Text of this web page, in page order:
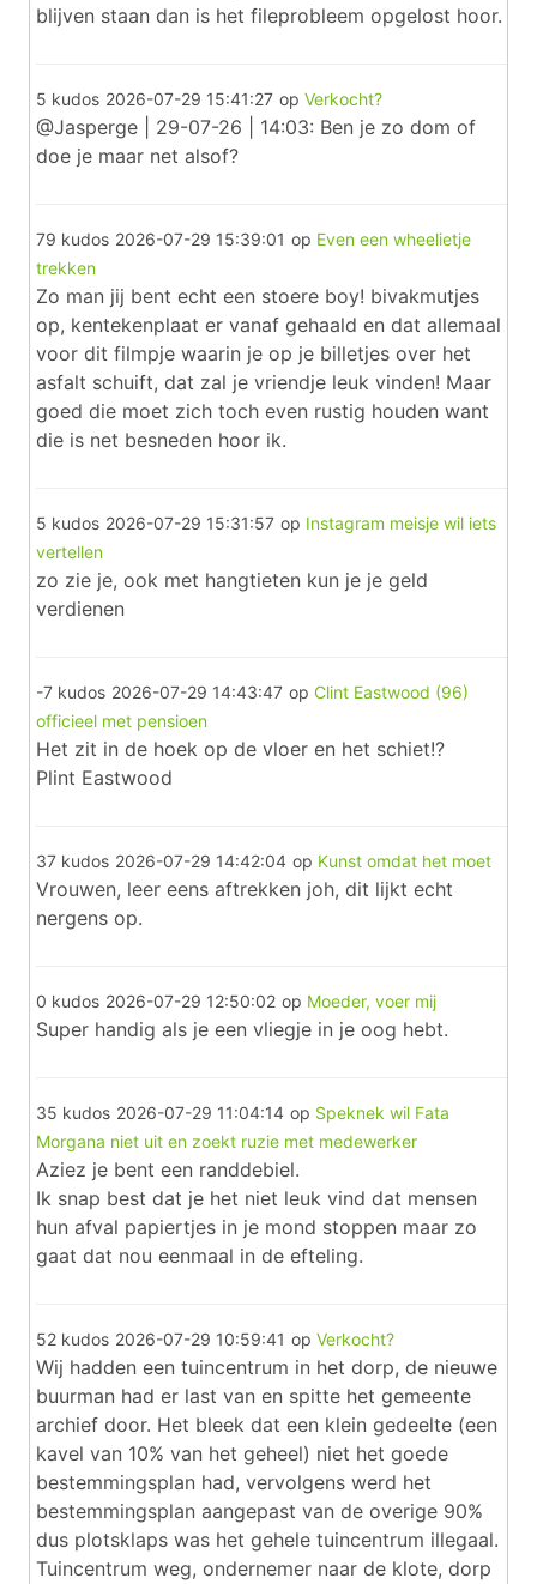
blijven staan dan is het fileprobleem opgelost hoor.
5 kudos 2026-07-29 15:41:27 op Verkocht?
@Jasperge | 29-07-26 | 14:03: Ben je zo dom of
doe je maar net alsof?
79 kudos 2026-07-29 15:39:01 op Even een wheelietje
trekken
Zo man jij bent echt een stoere boy! bivakmutjes
op, kentekenplaat er vanaf gehaald en dat allemaal
voor dit filmpje waarin je op je billetjes over het
asfalt schuift, dat zal je vriendje leuk vinden! Maar
goed die moet zich toch even rustig houden want
die is net besneden hoor ik.
5 kudos 2026-07-29 15:31:57 op Instagram meisje wil iets
vertellen
zo zie je, ook met hangtieten kun je je geld
verdienen
-7 kudos 2026-07-29 14:43:47 op Clint Eastwood (96)
officieel met pensioen
Het zit in de hoek op de vloer en het schiet!?
Plint Eastwood
37 kudos 2026-07-29 14:42:04 op Kunst omdat het moet
Vrouwen, leer eens aftrekken joh, dit lijkt echt
nergens op.
0 kudos 2026-07-29 12:50:02 op Moeder, voer mij
Super handig als je een vliegje in je oog hebt.
35 kudos 2026-07-29 11:04:14 op Speknek wil Fata
Morgana niet uit en zoekt ruzie met medewerker
Aziez je bent een randdebiel.
Ik snap best dat je het niet leuk vind dat mensen
hun afval papiertjes in je mond stoppen maar zo
gaat dat nou eenmaal in de efteling.
52 kudos 2026-07-29 10:59:41 op Verkocht?
Wij hadden een tuincentrum in het dorp, de nieuwe
buurman had er last van en spitte het gemeente
archief door. Het bleek dat een klein gedeelte (een
kavel van 10% van het geheel) niet het goede
bestemmingsplan had, vervolgens werd het
bestemmingsplan aangepast van de overige 90%
dus plotsklaps was het gehele tuincentrum illegaal.
Tuincentrum weg, ondernemer naar de klote, dorp